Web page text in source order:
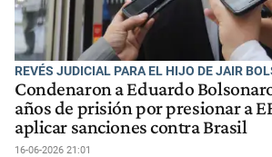
REVÉS JUDICIAL PARA EL HIJO DE JAIR
Condenaron a Eduardo
años de prisión por presionar a
aplicar sanciones contra Brasil
16-06-2026 21:01